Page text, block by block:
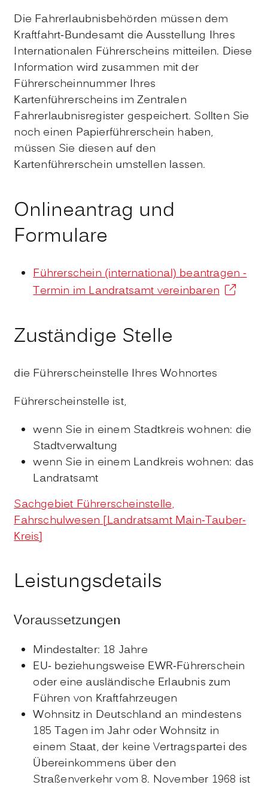
Die Fahrerlaubnisbehörden müssen dem
Kraftfahrt-Bundesamt die Ausstellung Ihres
Internationalen Führerscheins mitteilen. Diese
Information wird zusammen mit der
Führerscheinnummer Ihres
Kartenführerscheins im Zentralen
Fahrerlaubnisregister gespeichert. Sollten Sie
noch einen Papierführerschein haben,
müssen Sie diesen auf den
Kartenführerschein umstellen lassen.
Onlineantrag und
Formulare
Führerschein (international) beantragen -
Termin im Landratsamt vereinbaren
Zuständige Stelle
die Führerscheinstelle Ihres Wohnortes
Führerscheinstelle ist,
wenn Sie in einem Stadtkreis wohnen: die
Stadtverwaltung
wenn Sie in einem Landkreis wohnen: das
Landratsamt
Sachgebiet Führerscheinstelle,
Fahrschulwesen [Landratsamt Main-Tauber-
Kreis]
Leistungsdetails
Voraussetzungen
Mindestalter: 18 Jahre
EU- beziehungsweise EWR-Führerschein
oder eine ausländische Erlaubnis zum
Führen von Kraftfahrzeugen
Wohnsitz in Deutschland an mindestens
185 Tagen im Jahr oder Wohnsitz in
einem Staat, der keine Vertragspartei des
Übereinkommens über den
Straßenverkehr vom 8. November 1968 ist